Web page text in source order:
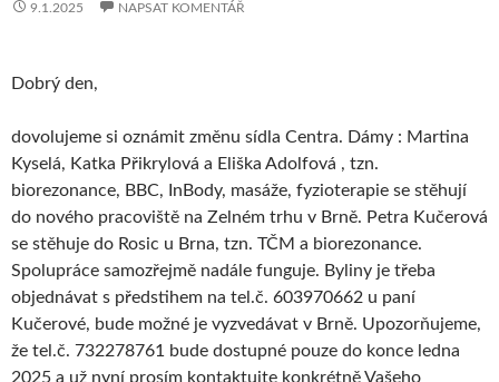
9.1.2025 NAPSAT KOMENTÁŘ
Dobrý den,
dovolujeme si oznámit změnu sídla Centra. Dámy : Martina
Kyselá, Katka Přikrylová a Eliška Adolfová , tzn.
biorezonance, BBC, InBody, masáže, fyzioterapie se stěhují
do nového pracoviště na Zelném trhu v Brně. Petra Kučerová
se stěhuje do Rosic u Brna, tzn. TČM a biorezonance.
Spolupráce samozřejmě nadále funguje. Byliny je třeba
objednávat s předstihem na tel.č. 603970662 u paní
Kučerové, bude možné je vyzvedávat v Brně. Upozorňujeme,
že tel.č. 732278761 bude dostupné pouze do konce ledna
2025 a už nyní prosím kontaktujte konkrétně Vašeho